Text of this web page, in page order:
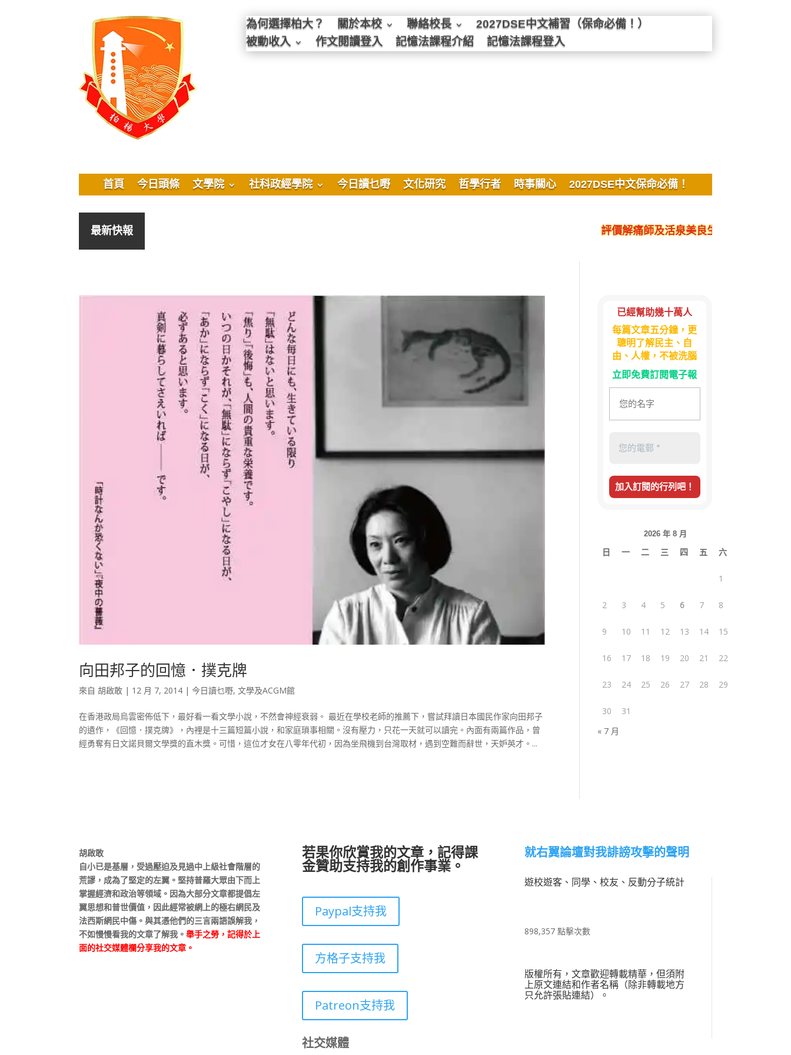
為何選擇柏大？ 關於本校 聯絡校長
2027DSE中文補習（保命必備！）
被動收入
作文閱讀登入 記憶法課程介紹 記憶法課程登入
首頁 今日頭條 文學院 社科政經學院 今日讀乜嘢 文化研究 哲學行者 時事關心 2027DSE中文保命必備！
最新快報 評價解痛師及活泉美良生館的不良銷售、
向田邦子的回憶．撲克牌
來自胡啟敢 | 12 月 7, 2014 |今日讀乜嘢,文學及ACGM館
在香港政局烏雲密佈低下，最好看一看文學小說，不然會神經衰弱。 最近在學校老師的推薦下，嘗試拜讀日本國民作家向田邦子
的遺作，《回憶．撲克牌》，內裡是十三篇短篇小說，和家庭瑣事相關。沒有壓力，只花一天就可以讀完。內面有兩篇作品，曾
經勇奪有日文諾貝爾文學獎的直木獎。可惜，這位才女在八零年代初，因為坐飛機到台灣取材，遇到空難而辭世，天妒英才。...
已經幫助幾十萬人
每篇文章五分鐘，更
聰明了解民主、自
由、人權，不被洗腦
立即免費訂閱電子報
2026 年 8 月
日 一 二 三 四 五 六
1
2 3 4 5 6 7 8
9 10 11 12 13 14 15
16 17 18 19 20 21 22
23 24 25 26 27 28 29
30
31
« 7 月
胡啟敢
自小已是基層，受過壓迫及見過中上級社會階層的
荒謬，成為了堅定的左翼。堅持普羅大眾由下而上
掌握經濟和政治等領域。因為大部分文章都提倡左
翼思想和普世價值，因此經常被網上的極右網民及
法西斯網民中傷。與其憑他們的三言兩語誤解我，
不如慢慢看我的文章了解我。舉手之勞，記得於上
面的社交媒體欄分享我的文章。
若果你欣賞我的文章，記得課
金贊助支持我的創作事業。
Paypal支持我
方格子支持我
Patreon支持我
社交媒體
就右翼論壇對我誹謗攻擊的聲明
遊校遊客、同學、校友、反動分子統計
898,357 點擊次數
版權所有，文章歡迎轉載精華，但須附
上原文連結和作者名稱（除非轉載地方
只允許張貼連結）。